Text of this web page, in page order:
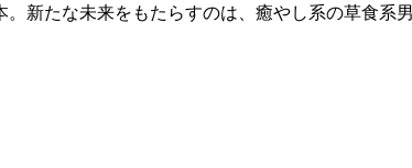
新たな未来をもたらすのは、癒やし系の草食系